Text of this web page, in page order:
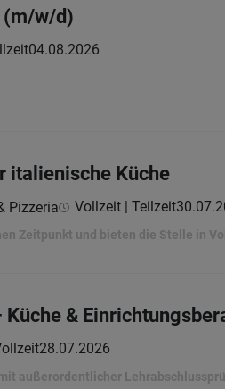
(m/w/d)
04.08.2026
italienische Küche
Pizzeria Vollzeit | Teilzeit
Zeitpunkt und bieten die Stelle in
Küche &
28.07.2026
außerordentlicher